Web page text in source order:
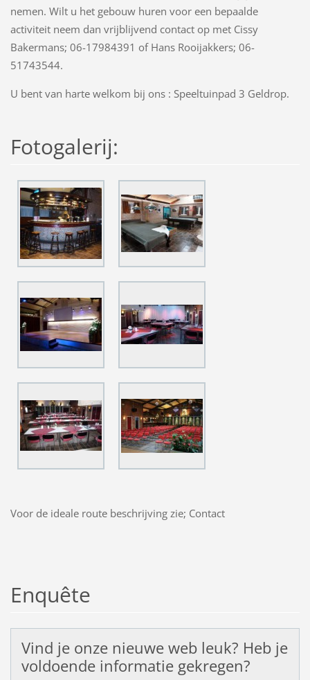
nemen. Wilt u het gebouw huren voor een bepaalde
activiteit neem dan vrijblijvend contact op met Cissy
Bakermans; 06-17984391 of Hans Rooijakkers; 06-
51743544.
U bent van harte welkom bij ons : Speeltuinpad 3 Geldrop.
Fotogalerij:
Voor de ideale route beschrijving zie; Contact
Enquête
Vind je onze nieuwe web leuk? Heb je
voldoende informatie gekregen?